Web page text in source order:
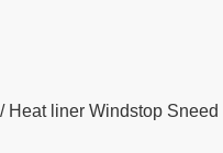
Heat liner Windstop Sneed